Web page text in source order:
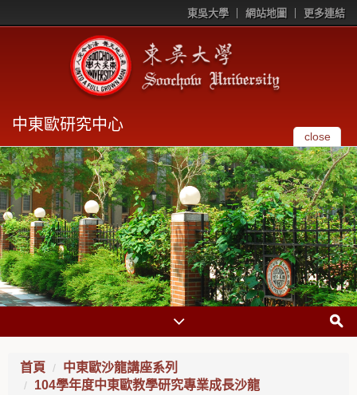
東吳大學 網站地圖 更多連結
中東歐研究中心
close
首頁
中東歐沙龍講座系列
104學年度中東歐教學研究專業成長沙龍